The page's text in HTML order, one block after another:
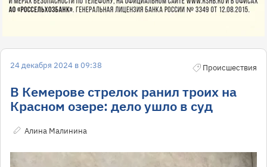
24 декабря 2024 в 09:38 Происшествия
В Кемерове стрелок ранил троих на
Красном озере: дело ушло в суд
Алина Малинина